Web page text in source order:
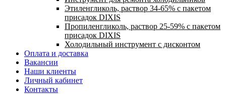
Этиленгликоль, раствор 34-65% с пакетом
присадок DIXIS
Пропиленгликоль, раствор 25-59% с пакетом
присадок DIXIS
Холодильный инструмент с дисконтом
Оплата и доставка
Вакансии
Наши клиенты
Личный кабинет
Контакты